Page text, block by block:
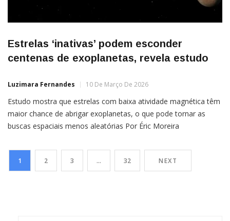
Estrelas ‘inativas’ podem esconder
centenas de exoplanetas, revela estudo
Luzimara Fernandes 10 De Março De 2026
Estudo mostra que estrelas com baixa atividade magnética têm
maior chance de abrigar exoplanetas, o que pode tornar as
buscas espaciais menos aleatórias Por Éric Moreira
facilitar a identificação de estrelas que abrigam planetas fora do
Sistema Solar. O método se baseia na análise de sinais
1 2 3 … 32 NEXT